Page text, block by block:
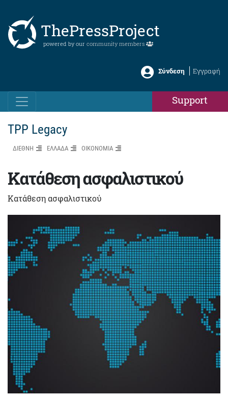
ThePressProject
powered by our community members
Σύνδεση Εγγραφή
Support
TPP Legacy
ΔΙΕΘΝΗ ΕΛΛΑΔΑ ΟΙΚΟΝΟΜΙΑ
Κατάθεση ασφαλιστικού
Κατάθεση ασφαλιστικού